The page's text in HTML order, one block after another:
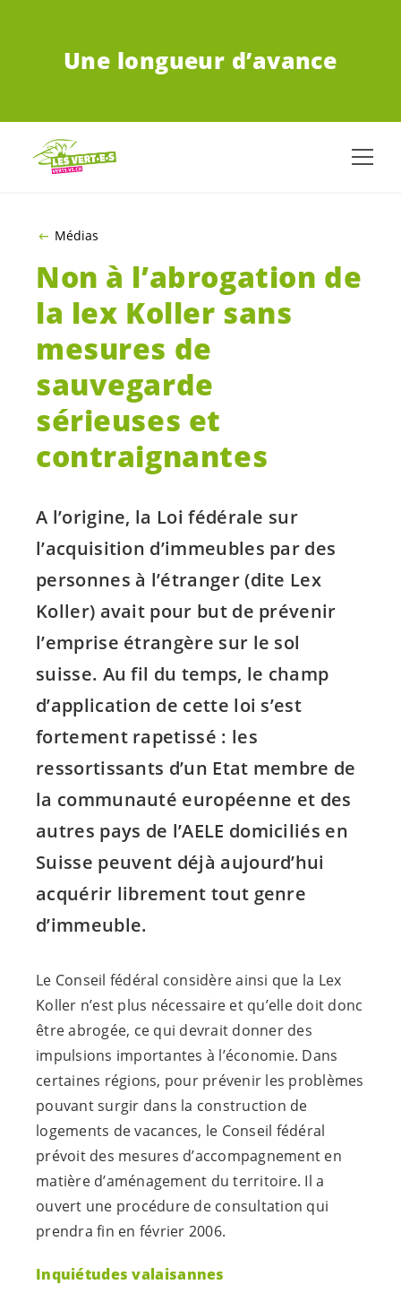
Une longueur d’avance
Médias
Non à l’abrogation de
la lex Koller sans
mesures de
sauvegarde
sérieuses et
contraignantes
A l’origine, la Loi fédérale sur
l’acquisition d’immeubles par des
personnes à l’étranger (dite Lex
Koller) avait pour but de prévenir
l’emprise étrangère sur le sol
suisse. Au fil du temps, le champ
d’application de cette loi s’est
fortement rapetissé : les
ressortissants d’un Etat membre de
la communauté européenne et des
autres pays de l’AELE domiciliés en
Suisse peuvent déjà aujourd’hui
acquérir librement tout genre
d’immeuble.
Le Conseil fédéral considère ainsi que la Lex
Koller n’est plus nécessaire et qu’elle doit donc
être abrogée, ce qui devrait donner des
impulsions importantes à l’économie. Dans
certaines régions, pour prévenir les problèmes
pouvant surgir dans la construction de
logements de vacances, le Conseil fédéral
prévoit des mesures d’accompagnement en
matière d’aménagement du territoire. Il a
ouvert une procédure de consultation qui
prendra fin en février 2006.
Inquiétudes valaisannes